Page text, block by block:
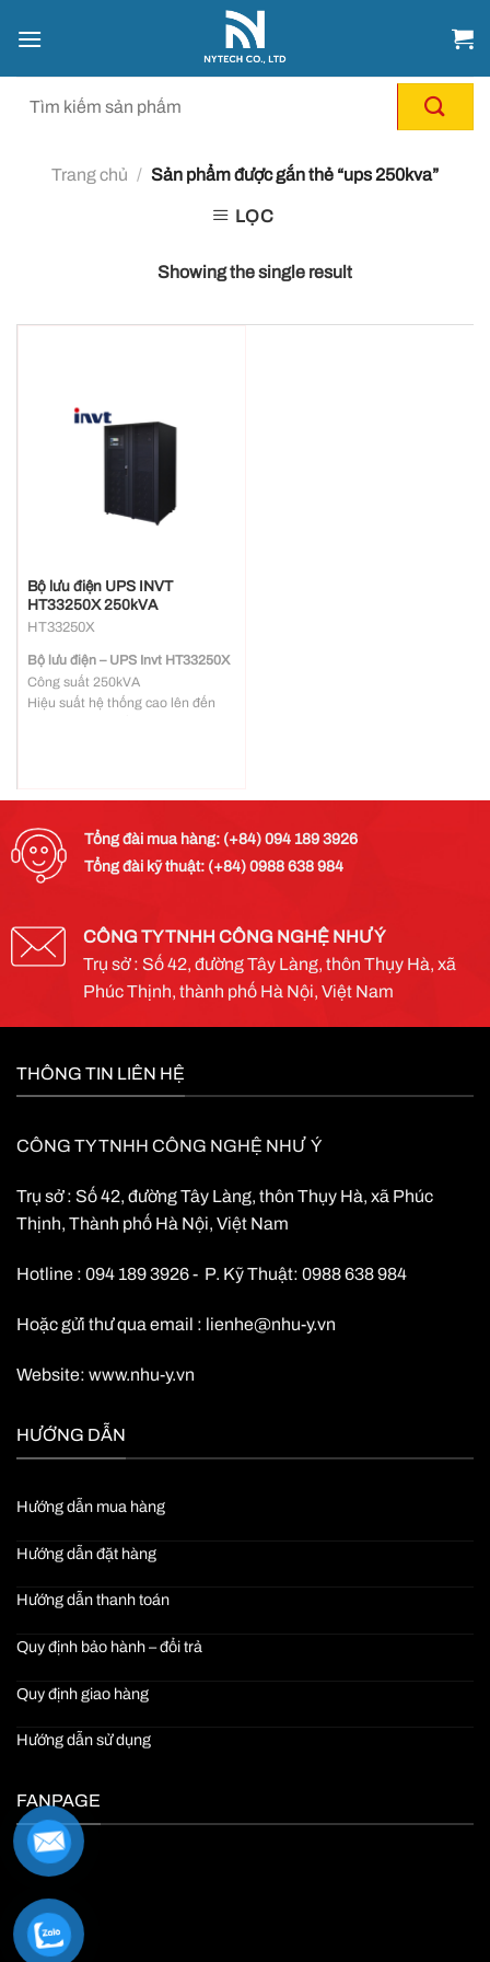
đến
Trang chủ / Sản phẩm được gắn thẻ “ups 250kva”
LỌC
Showing the single result
Bộ lưu điện UPS INVT
HT33250X 250kVA
HT33250X
Bộ lưu điện – UPS Invt HT33250X
Công suất 250kVA
Hiệu suất hệ thống cao lên đến
ắc quy
Thiết kế hệ thống cấu trúc mô-
đun, thuận tiện bảo trì bảo dưỡng
LCD cảm ứng
Tổng đài mua hàng: (+84) 094 189 3926
Tổng đài kỹ thuật: (+84) 0988 638 984
CÔNG TY TNHH CÔNG NGHỆ NHƯ Ý
Trụ sở : Số 42, đường Tây Làng, thôn Thụy Hà, xã
Phúc Thịnh, thành phố Hà Nội, Việt Nam
THÔNG TIN LIÊN HỆ
CÔNG TY TNHH CÔNG NGHỆ NHƯ Ý
Trụ sở : Số 42, đường Tây Làng, thôn Thụy Hà, xã Phúc
Thịnh, Thành phố Hà Nội, Việt Nam
Hotline : 094 189 3926 - P. Kỹ Thuật: 0988 638 984
Hoặc gửi thư qua email : lienhe@nhu-y.vn
Website: www.nhu-y.vn
HƯỚNG DẪN
Hướng dẫn mua hàng
Hướng dẫn đặt hàng
Hướng dẫn thanh toán
Quy định bảo hành – đổi trả
Quy định giao hàng
Hướng dẫn sử dụng
FANPAGE